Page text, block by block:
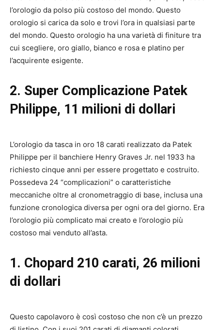
l’orologio da polso più costoso del mondo. Questo
orologio si carica da solo e trovi l’ora in qualsiasi parte
del mondo. Questo orologio ha una varietà di finiture tra
cui scegliere, oro giallo, bianco e rosa e platino per
l’acquirente esigente.
2. Super Complicazione Patek
Philippe, 11 milioni di dollari
L’orologio da tasca in oro 18 carati realizzato da Patek
Philippe per il banchiere Henry Graves Jr. nel 1933 ha
richiesto cinque anni per essere progettato e costruito.
Possedeva 24 “complicazioni” o caratteristiche
meccaniche oltre al cronometraggio di base, inclusa una
funzione cronologica diversa per ogni ora del giorno. Era
l’orologio più complicato mai creato e l’orologio più
costoso mai venduto all’asta.
1. Chopard 210 carati, 26 milioni
di dollari
Questo capolavoro è così costoso che non c’è un prezzo